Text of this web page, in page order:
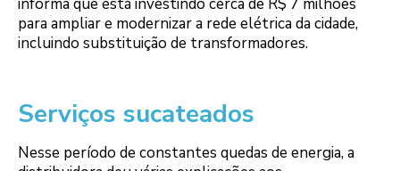
informa que está investindo cerca de R$ 7 milhões
para ampliar e modernizar a rede elétrica da cidade,
incluindo substituição de transformadores.
Serviços sucateados
Nesse período de constantes quedas de energia, a